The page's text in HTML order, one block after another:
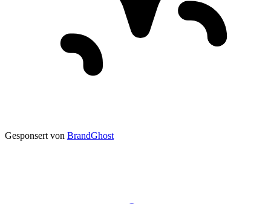
Gesponsert von BrandGhost